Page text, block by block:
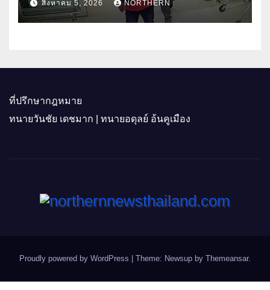
สิงหาคม 5, 2026 NORTHERN
ที่ปรึกษากฎหมาย
ทนายวันชัย เดชมาก | ทนายอดุลย์ อ้นคูเมือง
Proudly powered by WordPress | Theme: Newsup by Themeansar.